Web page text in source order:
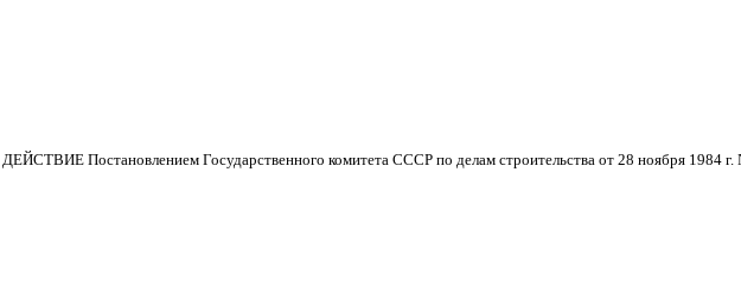
Постановлением Государственного комитета СССР по делам строительства от 28 ноября 1984 г.